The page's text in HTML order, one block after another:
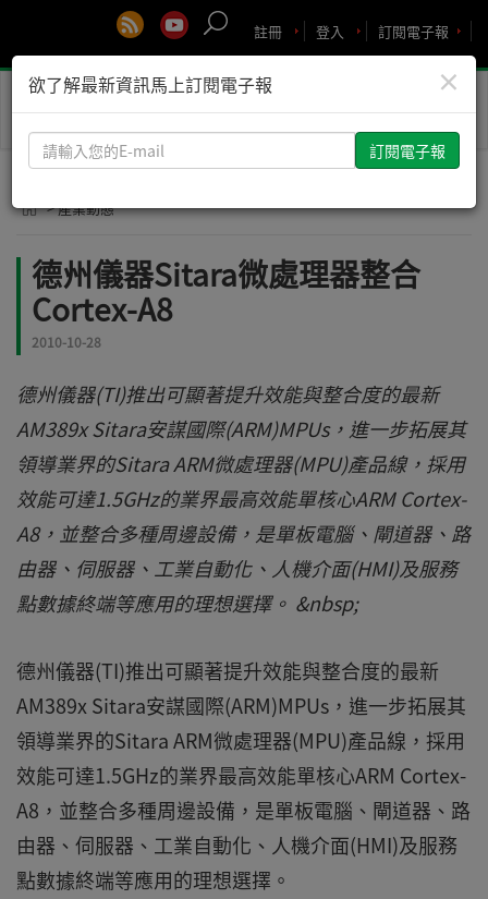
訂閱電子報
登入
註冊
Toggle
> 產業動態
德州儀器Sitara微處理器整合
Cortex-A8
2010-10-28
德州儀器(TI)推出可顯著提升效能與整合度的最新
AM389x Sitara安謀國際(ARM)MPUs，進一步拓展其
領導業界的Sitara ARM微處理器(MPU)產品線，採用
效能可達1.5GHz的業界最高效能單核心ARM Cortex-
A8，並整合多種周邊設備，是單板電腦、閘道器、路
由器、伺服器、工業自動化、人機介面(HMI)及服務
點數據終端等應用的理想選擇。 &nbsp;
德州儀器(TI)推出可顯著提升效能與整合度的最新
AM389x Sitara安謀國際(ARM)MPUs，進一步拓展其
領導業界的Sitara ARM微處理器(MPU)產品線，採用
效能可達1.5GHz的業界最高效能單核心ARM Cortex-
A8，並整合多種周邊設備，是單板電腦、閘道器、路
由器、伺服器、工業自動化、人機介面(HMI)及服務
點數據終端等應用的理想選擇。
×
欲了解最新資訊馬上訂閱電子報
請
輸
您
E-
mail